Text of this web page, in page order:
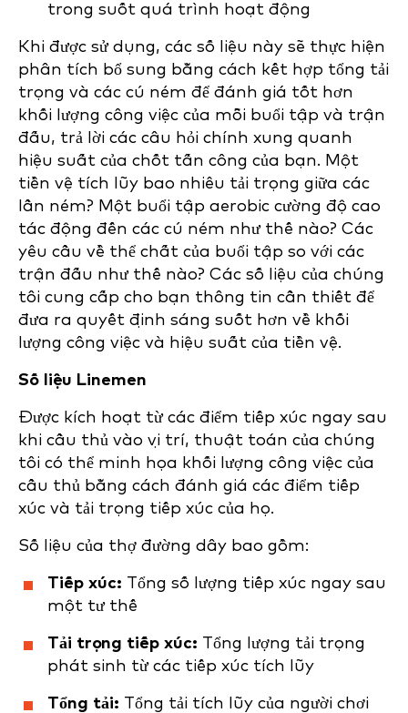
trong suốt quá trình hoạt động
Khi được sử dụng, các số liệu này sẽ thực hiện
phân tích bổ sung bằng cách kết hợp tổng tải
trọng và các cú ném để đánh giá tốt hơn
khối lượng công việc của mỗi buổi tập và trận
đấu, trả lời các câu hỏi chính xung quanh
hiệu suất của chốt tấn công của bạn. Một
tiền vệ tích lũy bao nhiêu tải trọng giữa các
lần ném? Một buổi tập aerobic cường độ cao
tác động đến các cú ném như thế nào? Các
yêu cầu về thể chất của buổi tập so với các
trận đấu như thế nào? Các số liệu của chúng
tôi cung cấp cho bạn thông tin cần thiết để
đưa ra quyết định sáng suốt hơn về khối
lượng công việc và hiệu suất của tiền vệ.
Số liệu Linemen
Được kích hoạt từ các điểm tiếp xúc ngay sau
khi cầu thủ vào vị trí, thuật toán của chúng
tôi có thể minh họa khối lượng công việc của
cầu thủ bằng cách đánh giá các điểm tiếp
xúc và tải trọng tiếp xúc của họ.
Số liệu của thợ đường dây bao gồm:
Tiếp xúc: Tổng số lượng tiếp xúc ngay sau
một tư thế
Tải trọng tiếp xúc: Tổng lượng tải trọng
phát sinh từ các tiếp xúc tích lũy
Tổng tải: Tổng tải tích lũy của người chơi